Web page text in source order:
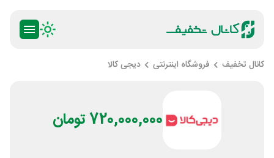
کانال تخفیف فروشگاه اینترنتی دیجی کالا
720,000,000 تومان